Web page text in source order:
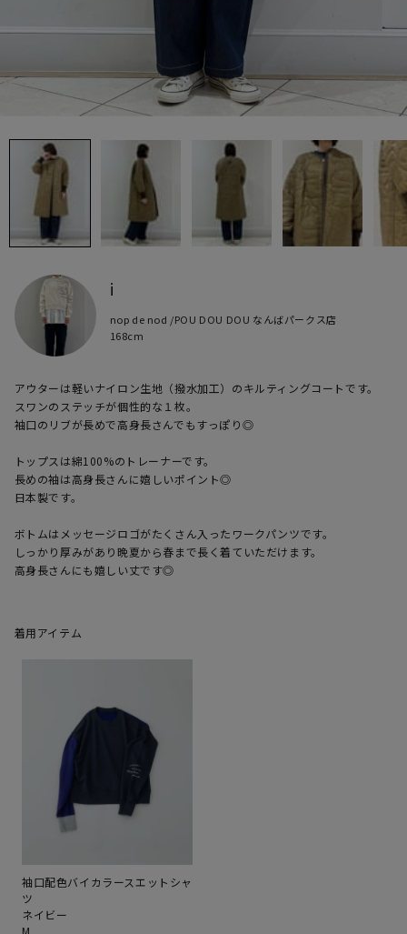
i
nop de nod /POU DOU DOU なんばパークス店
168cm
アウターは軽いナイロン生地（撥水加工）のキルティングコートです。
スワンのステッチが個性的な１枚。
袖口のリブが長めで高身長さんでもすっぽり◎
トップスは綿100%のトレーナーです。
長めの袖は高身長さんに嬉しいポイント◎
日本製です。
ボトムはメッセージロゴがたくさん入ったワークパンツです。
しっかり厚みがあり晩夏から春まで長く着ていただけます。
高身長さんにも嬉しい丈です◎
着用アイテム
袖口配色バイカラースエットシャ
ツ
ネイビー
M